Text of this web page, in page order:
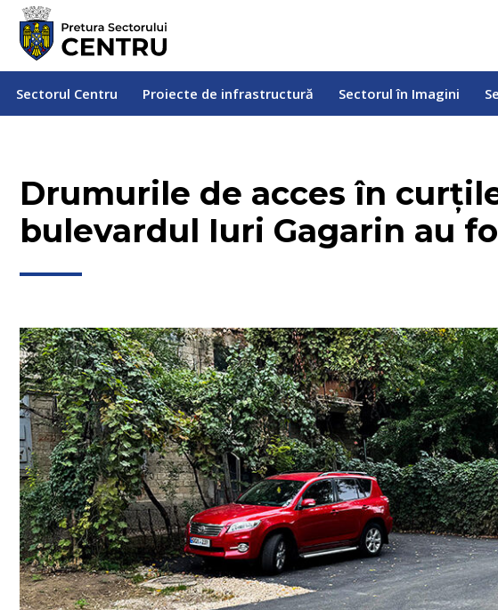
Sectorul Centru Proiecte de infrastructură Sectorul în Imagini
Drumurile de acces în
bulevardul Iuri Gagarin au
Sectorul Centru Proiecte de infrastructură